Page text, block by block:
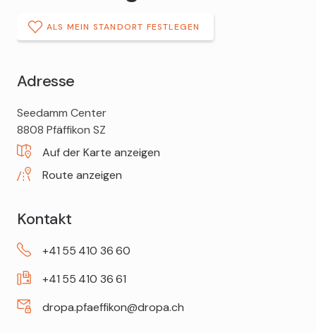
ALS MEIN STANDORT FESTLEGEN
Adresse
DROPA
Drogerie
Pfäffikon
Seedamm Center
8808 Pfäffikon SZ
Auf der Karte anzeigen
Route anzeigen
Kontakt
+41 55 410 3660
+41 55 410 3661
dropa.pfaeffikon@dropa.ch